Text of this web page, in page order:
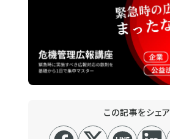
この記事をシェア